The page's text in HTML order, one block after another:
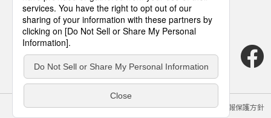
サイトのご利用にあたって クッキーポリシー 個人情報保護方針